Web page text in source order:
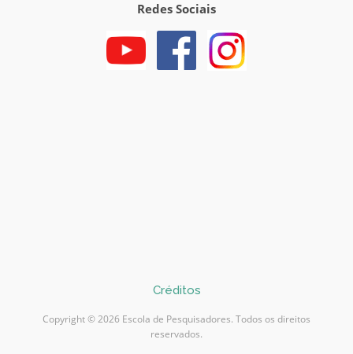
Redes Sociais
Créditos
Copyright © 2026 Escola de Pesquisadores. Todos os direitos
reservados.